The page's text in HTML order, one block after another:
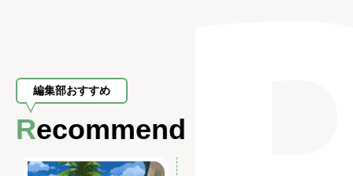
編集部おすすめ
Recommend